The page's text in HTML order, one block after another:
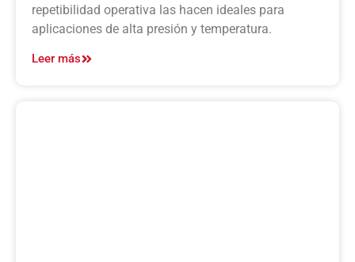
repetibilidad operativa las hacen ideales para
aplicaciones de alta presión y temperatura.
Leer más